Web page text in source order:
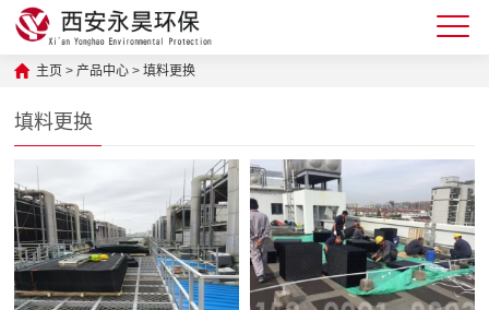
主页 >产品中心 >填料更换
填料更换